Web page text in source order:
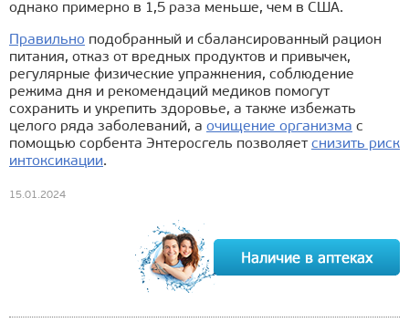
однако примерно в 1,5 раза меньше, чем в США.
Правильно подобранный и сбалансированный рацион
питания, отказ от вредных продуктов и привычек,
регулярные физические упражнения, соблюдение
режима дня и рекомендаций медиков помогут
сохранить и укрепить здоровье, а также избежать
целого ряда заболеваний, а очищение организма с
помощью сорбента Энтеросгель позволяетснизить риск
интоксикации.
15.01.2024